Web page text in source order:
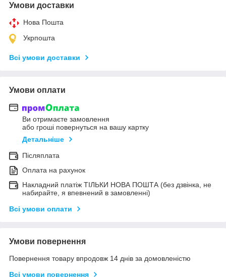
Умови доставки
Нова Пошта
Укрпошта
Всі умови доставки
Умови оплати
Ви отримаєте замовлення
або гроші повернуться на вашу картку
Детальніше
Післяплата
Оплата на рахунок
Накладний платіж ТІЛЬКИ НОВА ПОШТА (без дзвінка, не
набирайте, я впевнений в замовленні)
Всі умови оплати
Умови повернення
Повернення товару впродовж 14 днів за домовленістю
Всі умови повернення